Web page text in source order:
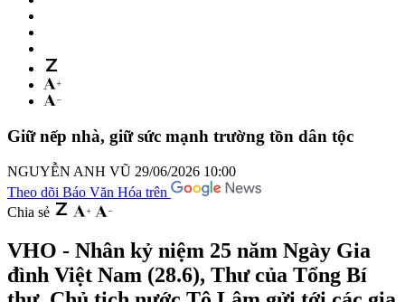
Giữ nếp nhà, giữ sức mạnh trường tồn dân tộc
NGUYỄN ANH VŨ 29/06/2026 10:00
Theo dõi Báo Văn Hóa trên
Chia sẻ
VHO - Nhân kỷ niệm 25 năm Ngày Gia
đình Việt Nam (28.6), Thư của Tổng Bí